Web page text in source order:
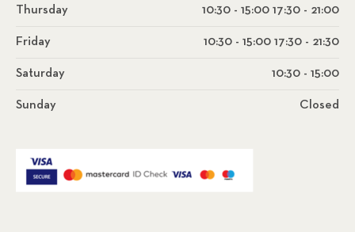
Thursday 10:30 - 15:00 17:30 - 21:00
Friday 10:30 - 15:00 17:30 - 21:30
Saturday 10:30 - 15:00
Sunday Closed